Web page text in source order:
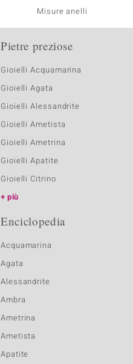
Misure anelli
Pietre preziose
Gioielli Acquamarina
Gioielli Agata
Gioielli Alessandrite
Gioielli Ametista
Gioielli Ametrina
Gioielli Apatite
Gioielli Citrino
più
Enciclopedia
Acquamarina
Agata
Alessandrite
Ambra
Ametrina
Ametista
Apatite